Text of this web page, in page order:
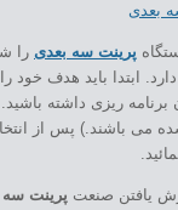
پرینت سه بعدی را
ابتدا باید هدف خود
ریزی داشته
می باشند.) پس از
یافتن صنعت پرینت سه